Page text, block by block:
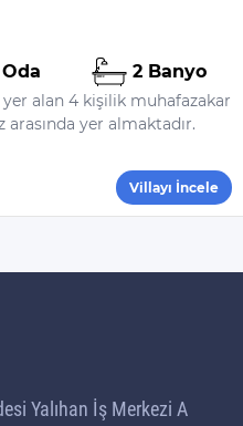
2 Banyo
alan 4 kişilik muhafazakar
arasında yer almaktadır.
Villayı İncele
Yalıhan İş Merkezi A